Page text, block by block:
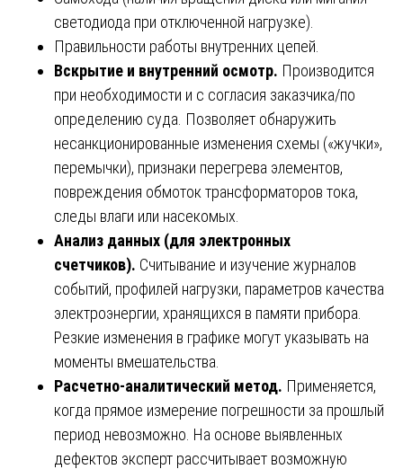
светодиода при отключенной нагрузке).
Правильности работы внутренних цепей.
Вскрытие и внутренний осмотр. Производится
при необходимости и с согласия заказчика/по
определению суда. Позволяет обнаружить
несанкционированные изменения схемы («жучки»,
перемычки), признаки перегрева элементов,
повреждения обмоток трансформаторов тока,
следы влаги или насекомых.
Анализ данных (для электронных
счетчиков). Считывание и изучение журналов
событий, профилей нагрузки, параметров качества
электроэнергии, хранящихся в памяти прибора.
Резкие изменения в графике могут указывать на
моменты вмешательства.
Расчетно-аналитический метод. Применяется,
когда прямое измерение погрешности за прошлый
период невозможно. На основе выявленных
дефектов эксперт рассчитывает возможную